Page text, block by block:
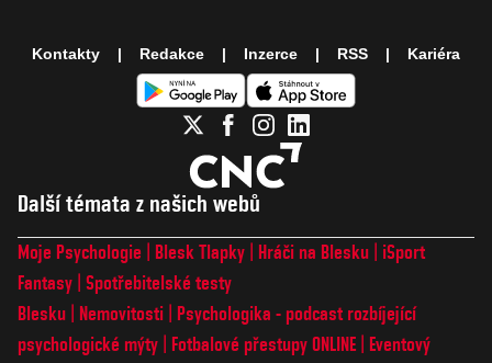
Další témata z našich webů
Moje Psychologie Blesk Tlapky Hráči na Blesku
iSport
Fantasy Spotřebitelské testy
Blesku
Nemovitosti
Psychologika - podcast rozbíjející
psychologické mýty
Fotbalové přestupy ONLINE
Eventový
Kontakty Redakce Inzerce RSS Kariéra